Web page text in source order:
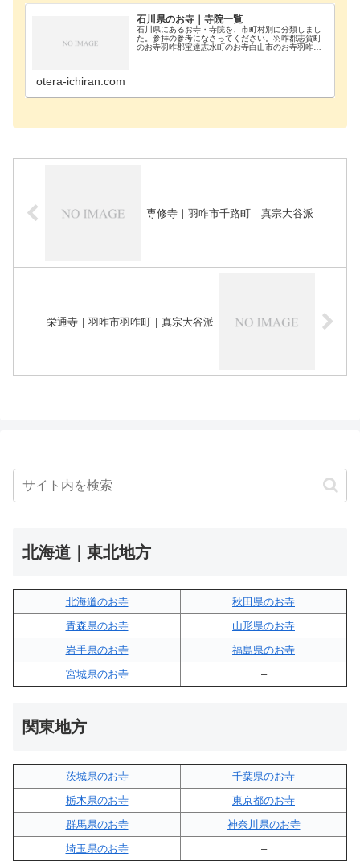
石川県のお寺｜寺院一覧
石川県にあるお寺・寺院を、市町村別に分類しまし
た。参拝の参考になさってください。羽咋郡志賀町
のお寺羽咋郡宝達志水町のお寺白山市のお寺羽咋市
otera-ichiran.com
専修寺｜羽咋市千路町｜真宗大谷派
栄通寺｜羽咋市羽咋町｜真宗大谷派
北海道｜東北地方
北海道のお寺
秋田県のお寺
青森県のお寺
山形県のお寺
岩手県のお寺
福島県のお寺
宮城県のお寺
–
関東地方
茨城県のお寺
千葉県のお寺
栃木県のお寺
東京都のお寺
群馬県のお寺
神奈川県のお寺
埼玉県のお寺
–